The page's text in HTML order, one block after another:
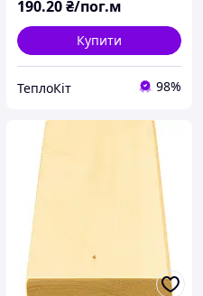
190.20₴/пог.м
Купити
ТеплоКіт 98%